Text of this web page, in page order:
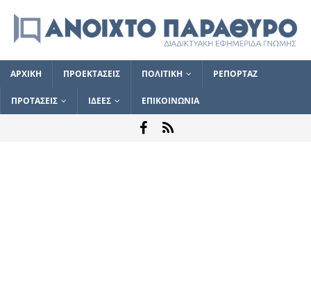
ΑΡΧΙΚΗ ΠΡΟΕΚΤΑΣΕΙΣ ΠΟΛΙΤΙΚΗ ΡΕΠΟΡΤΑΖ
ΠΡΟΤΑΣΕΙΣ ΙΔΕΕΣ ΕΠΙΚΟΙΝΩΝΙΑ